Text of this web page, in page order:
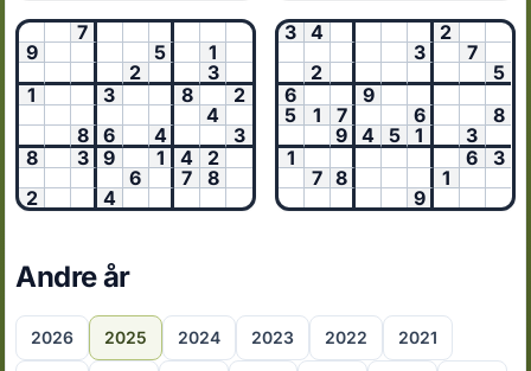
7
9
5
1
2
3
1
3 8
2
4
8
6 4
3
8
3 9 1 4
2
6
7
8
2
4
3 4
2
3
7
2
5
6
9
5
1 7 6
8
9
4 5 1
3
1
6
3
7 8
1
9
Andre år
2026 2025 2024 2023 2022 2021